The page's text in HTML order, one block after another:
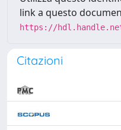
link a questo
https://
Citazioni